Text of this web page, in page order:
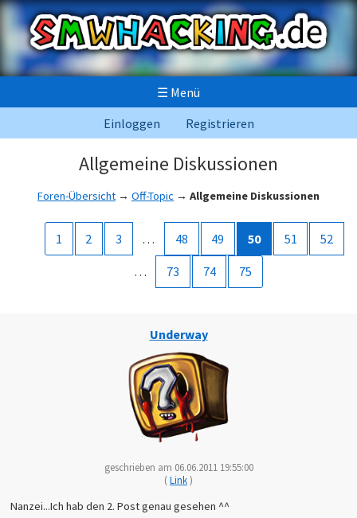
☰ Menü
Einloggen
Registrieren
Allgemeine Diskussionen
Foren-Übersicht → Off-Topic → Allgemeine Diskussionen
1 2 3 … 48 49 50 51 52
… 73 74 75
Underway
geschrieben am 06.06.2011 19:55:00
(Link)
Nanzei...Ich hab den 2. Post genau gesehen ^^